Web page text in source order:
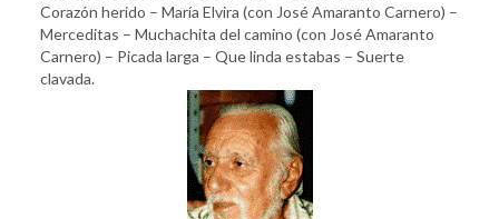
Corazón herido – María Elvira (con José Amaranto Carnero) –
Merceditas – Muchachita del camino (con José Amaranto
Carnero) – Picada larga – Que linda estabas – Suerte
clavada.